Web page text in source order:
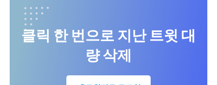
클릭 한 번으로 지난 트윗 대
량 삭제